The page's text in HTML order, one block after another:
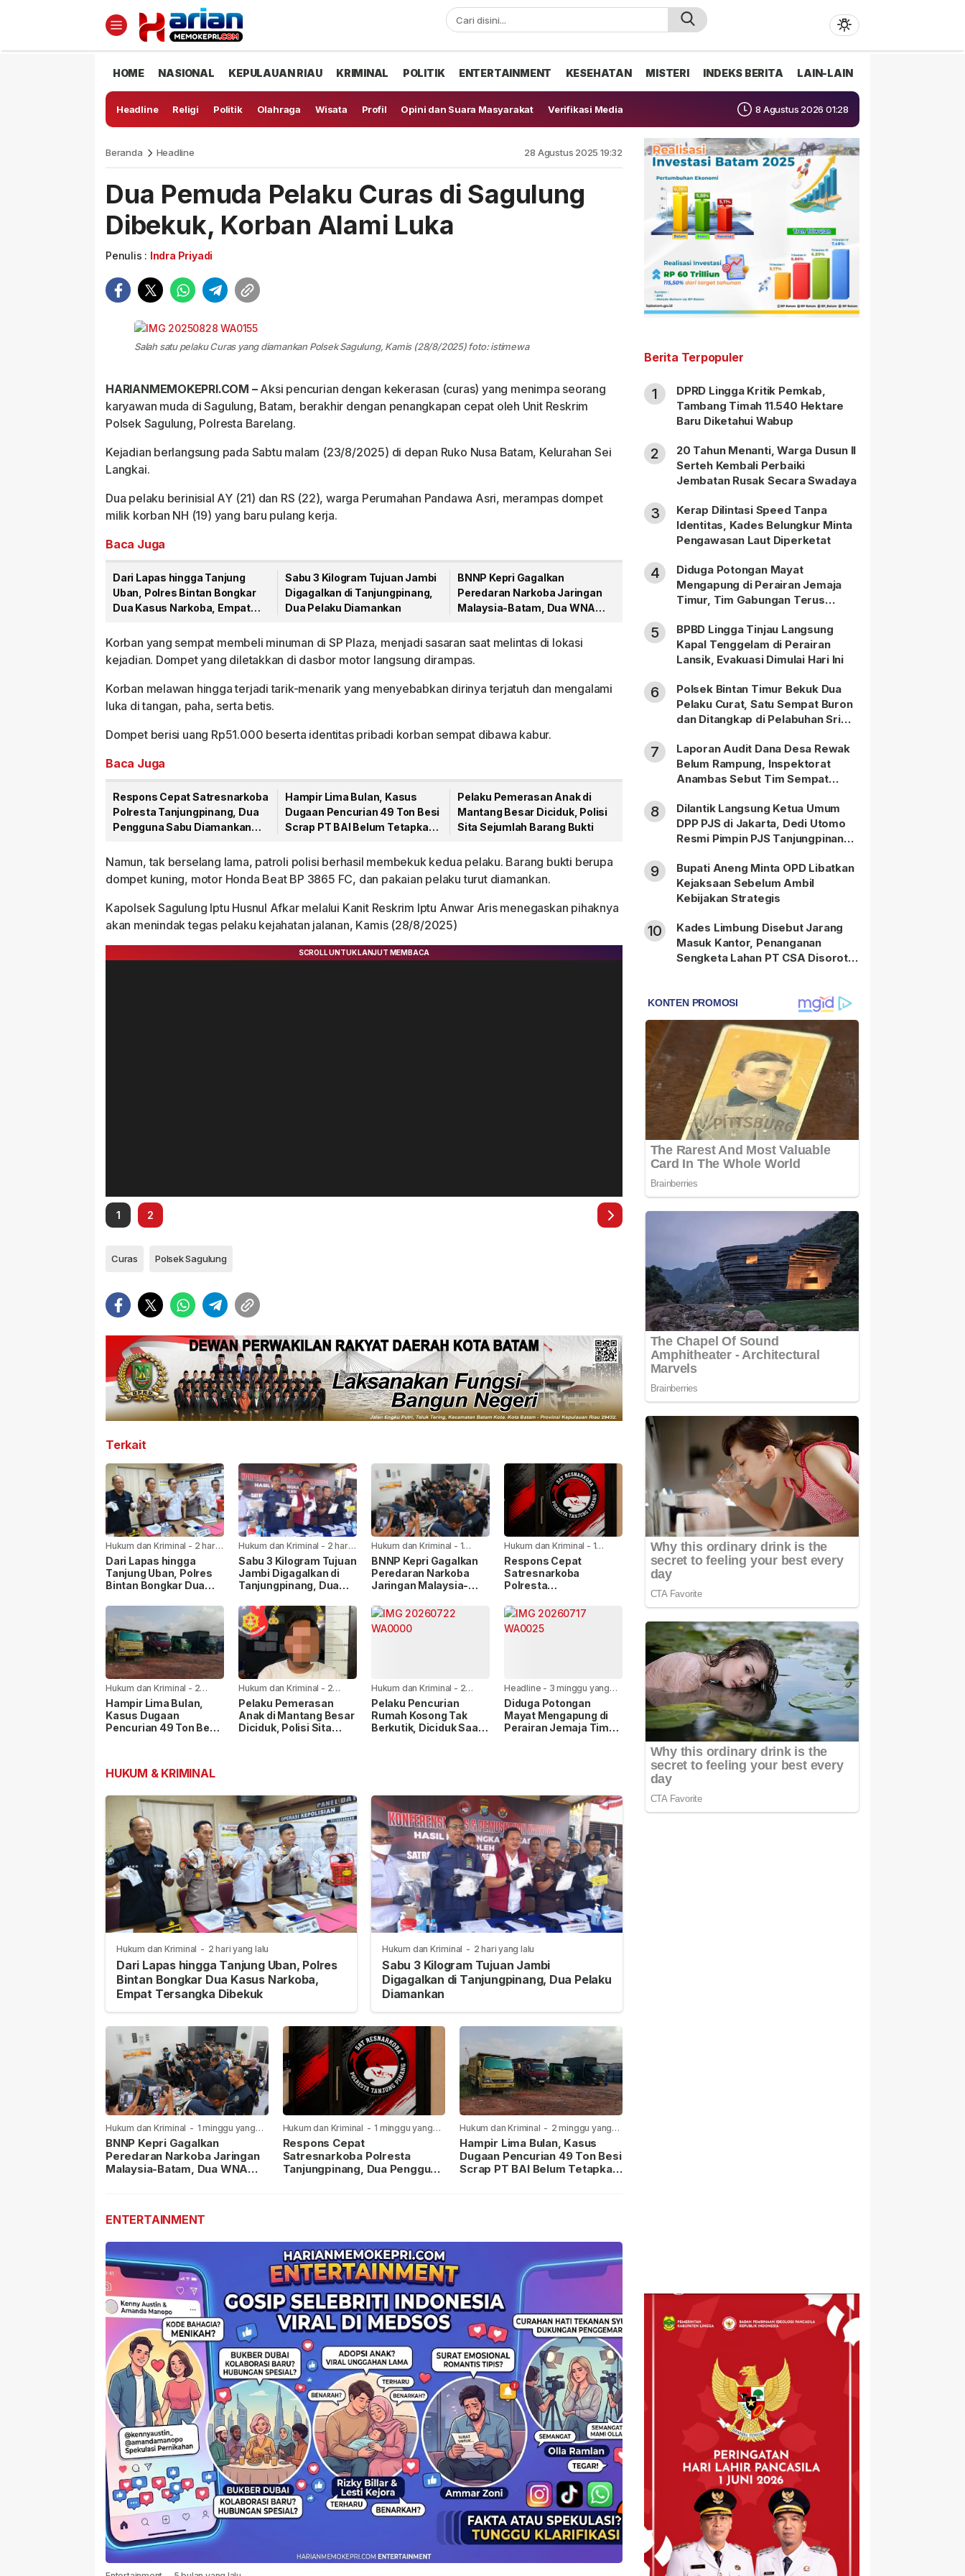
HOME NASIONAL KEPULAUAN RIAU KRIMINAL POLITIK ENTERTAINMENT KESEHATAN MISTERI INDEKS BERITA LAIN-LAIN
Headline Religi Politik Olahraga Wisata Profil Opini dan Suara Masyarakat Verifikasi Media 8 Agustus 2026 01:28
Beranda Headline 28 Agustus 2025 19:32
Dua Pemuda Pelaku Curas di Sagulung
Dibekuk, Korban Alami Luka
Penulis : Indra Priyadi
Salah satu pelaku Curas yang diamankan Polsek Sagulung, Kamis (28/8/2025) foto: istimewa
HARIANMEMOKEPRI.COM –Aksi pencurian dengan kekerasan (curas) yang menimpa seorang
karyawan muda di Sagulung, Batam, berakhir dengan penangkapan cepat oleh Unit Reskrim
Polsek Sagulung, Polresta Barelang.
Kejadian berlangsung pada Sabtu malam (23/8/2025) di depan Ruko Nusa Batam, Kelurahan Sei
Langkai.
Dua pelaku berinisial AY (21) dan RS (22), warga Perumahan Pandawa Asri, merampas dompet
milik korban NH (19) yang baru pulang kerja.
Baca Juga
Dari Lapas hingga Tanjung
Uban, Polres Bintan Bongkar
Dua Kasus Narkoba, Empat
Sabu 3 Kilogram Tujuan Jambi
Digagalkan di Tanjungpinang,
Dua Pelaku Diamankan
BNNP Kepri Gagalkan
Peredaran Narkoba Jaringan
Malaysia-Batam, Dua WNA
Korban yang sempat membeli minuman di SP Plaza, menjadi sasaran saat melintas di lokasi
kejadian. Dompet yang diletakkan di dasbor motor langsung dirampas.
Korban melawan hingga terjadi tarik-menarik yang menyebabkan dirinya terjatuh dan mengalami
luka di tangan, paha, serta betis.
Dompet berisi uang Rp51.000 beserta identitas pribadi korban sempat dibawa kabur.
Baca Juga
Respons Cepat Satresnarkoba
Polresta Tanjungpinang, Dua
Pengguna Sabu Diamankan
110
Hampir Lima Bulan, Kasus
Dugaan Pencurian 49 Ton Besi
Scrap PT BAI Belum Tetapkan
Pelaku Pemerasan Anak di
Mantang Besar Diciduk, Polisi
Sita Sejumlah Barang Bukti
Namun, tak berselang lama, patroli polisi berhasil membekuk kedua pelaku. Barang bukti berupa
dompet kuning, motor Honda Beat BP 3865 FC, dan pakaian pelaku turut diamankan.
Kapolsek Sagulung Iptu Husnul Afkar melalui Kanit Reskrim Iptu Anwar Aris menegaskan pihaknya
akan menindak tegas pelaku kejahatan jalanan, Kamis (28/8/2025)
1 2
Curas Polsek Sagulung
Terkait
Hukum dan Kriminal - 2 hari
yang lalu
Dari Lapas hingga
Tanjung Uban, Polres
Bintan Bongkar Dua
Tersangka Dibekuk
Hukum dan Kriminal - 2 hari
yang lalu
Sabu 3 Kilogram Tujuan
Jambi Digagalkan di
Tanjungpinang, Dua
Hukum dan Kriminal - 1
minggu yang lalu
BNNP Kepri Gagalkan
Peredaran Narkoba
Jaringan Malaysia-
Masih Diburu
Hukum dan Kriminal - 1
minggu yang lalu
Respons Cepat
Satresnarkoba
Polresta
Pengguna Sabu
Diamankan Usai
Dilaporkan ke Call
Hukum dan Kriminal - 2
minggu yang lalu
Hampir Lima Bulan,
Kasus Dugaan
Pencurian 49 Ton Besi
Hukum dan Kriminal - 2
minggu yang lalu
Pelaku Pemerasan
Anak di Mantang Besar
Diciduk, Polisi Sita
Hukum dan Kriminal - 2
minggu yang lalu
Pelaku Pencurian
Rumah Kosong Tak
Berkutik, Diciduk Saat
Headline - 3 minggu yang
lalu
Diduga Potongan
Mayat Mengapung di
Perairan Jemaja Timur,
HUKUM & KRIMINAL
Hukum dan Kriminal - 2 hari yang lalu
Dari Lapas hingga Tanjung Uban, Polres
Bintan Bongkar Dua Kasus Narkoba,
Empat Tersangka Dibekuk
Hukum dan Kriminal - 2 hari yang lalu
Sabu 3 Kilogram Tujuan Jambi
Digagalkan di Tanjungpinang, Dua Pelaku
Diamankan
Hukum dan Kriminal - 1 minggu yang
lalu
BNNP Kepri Gagalkan
Peredaran Narkoba Jaringan
Malaysia-Batam, Dua WNA
Hukum dan Kriminal - 1 minggu yang
lalu
Respons Cepat
Satresnarkoba Polresta
Tanjungpinang, Dua Pengguna
Hukum dan Kriminal - 2 minggu yang
lalu
Hampir Lima Bulan, Kasus
Dugaan Pencurian 49 Ton Besi
Scrap PT BAI Belum Tetapkan
ENTERTAINMENT
Berita Terpopuler
1
DPRD Lingga Kritik Pemkab,
Tambang Timah 11.540 Hektare
Baru Diketahui Wabup
2
20 Tahun Menanti, Warga Dusun II
Serteh Kembali Perbaiki
Jembatan Rusak Secara Swadaya
3
Kerap Dilintasi Speed Tanpa
Identitas, Kades Belungkur Minta
Pengawasan Laut Diperketat
4
Diduga Potongan Mayat
Mengapung di Perairan Jemaja
Timur, Tim Gabungan Terus
5
BPBD Lingga Tinjau Langsung
Kapal Tenggelam di Perairan
Lansik, Evakuasi Dimulai Hari Ini
6
Polsek Bintan Timur Bekuk Dua
Pelaku Curat, Satu Sempat Buron
dan Ditangkap di Pelabuhan Sri
7
Laporan Audit Dana Desa Rewak
Belum Rampung, Inspektorat
Anambas Sebut Tim Sempat
8
Dilantik Langsung Ketua Umum
DPP PJS di Jakarta, Dedi Utomo
Resmi Pimpin PJS Tanjungpinang-
9
Bupati Aneng Minta OPD Libatkan
Kejaksaan Sebelum Ambil
Kebijakan Strategis
10
Kades Limbung Disebut Jarang
Masuk Kantor, Penanganan
Sengketa Lahan PT CSA Disorot